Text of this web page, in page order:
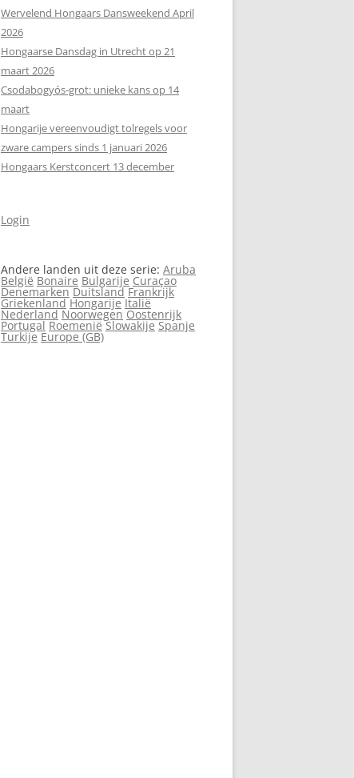
Wervelend Hongaars Dansweekend April
2026
Hongaarse Dansdag in Utrecht op 21
maart 2026
Csodabogyós‑grot: unieke kans op 14
maart
Hongarije vereenvoudigt tolregels voor
zware campers sinds 1 januari 2026
Hongaars Kerstconcert 13 december
Login
Andere landen uit deze serie: Aruba
België Bonaire Bulgarije Curaçao
Denemarken Duitsland Frankrijk
Griekenland Hongarije Italië
Nederland Noorwegen Oostenrijk
Portugal Roemenië Slowakije Spanje
Turkije Europe (GB)